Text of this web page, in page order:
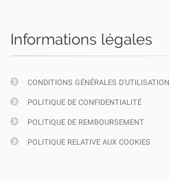
Informations légales
CONDITIONS GÉNÉRALES D'UTILISATION
POLITIQUE DE CONFIDENTIALITÉ
POLITIQUE DE REMBOURSEMENT
POLITIQUE RELATIVE AUX COOKIES